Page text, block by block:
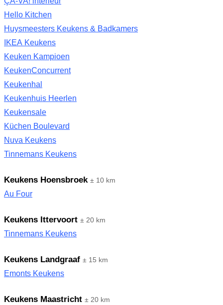
Hello Kitchen
Huysmeesters Keukens & Badkamers
IKEA Keukens
Keuken Kampioen
KeukenConcurrent
Keukenhal
Keukenhuis Heerlen
Keukensale
Küchen Boulevard
Nuva Keukens
Tinnemans Keukens
Keukens Hoensbroek ± 10 km
Au Four
Keukens Ittervoort ± 20 km
Tinnemans Keukens
Keukens Landgraaf ± 15 km
Emonts Keukens
Keukens Maastricht ± 20 km